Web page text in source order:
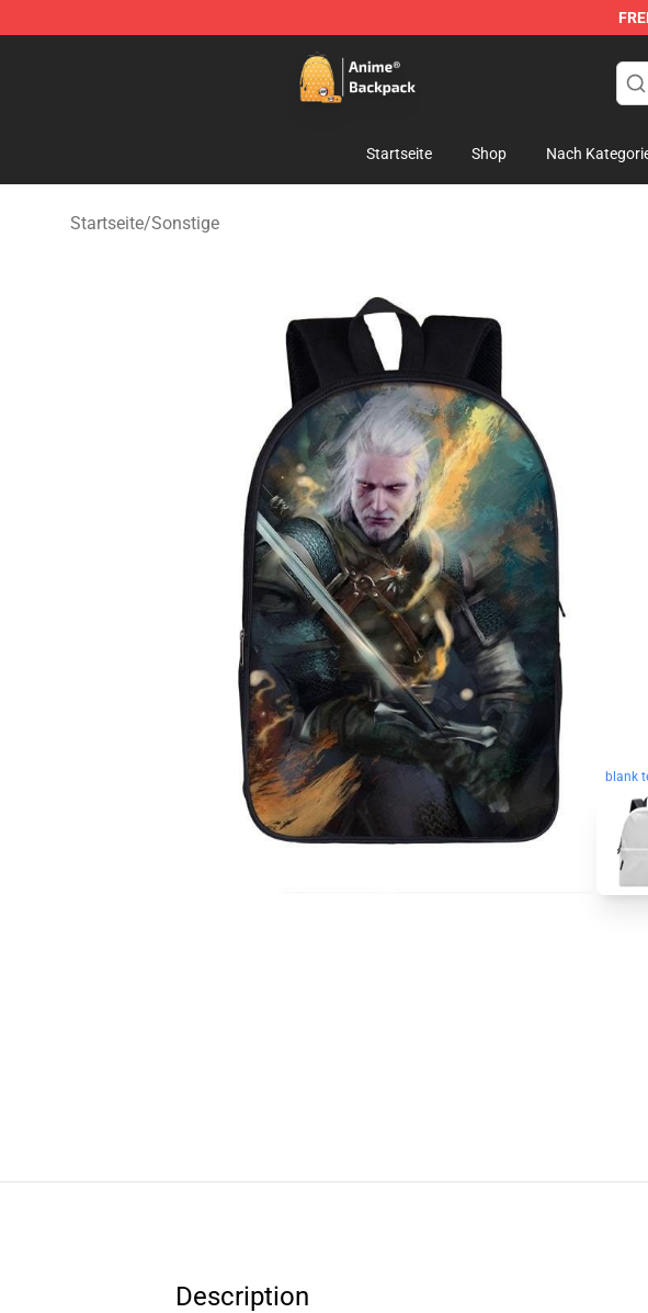
Anime Backpack Shop - Official Anime Backpack Store for Anime Fans
Startseite Shop Nach
Startseite/Sonstige
blank
Description